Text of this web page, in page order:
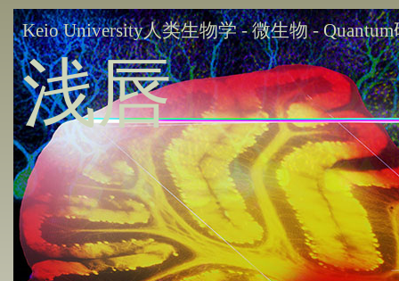
Keio University人类生物学 - 微生物 -
浅唇